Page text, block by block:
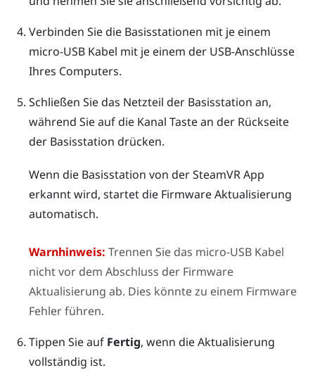
Verbinden Sie die Basisstationen mit je einem
micro-USB Kabel mit je einem der USB-Anschlüsse
Ihres Computers.
Schließen Sie das Netzteil der Basisstation an,
während Sie auf die Kanal Taste an der Rückseite
der Basisstation drücken.
Wenn die Basisstation von derSteamVRApp
erkannt wird, startet die Firmware Aktualisierung
automatisch.
Warnhinweis: Trennen Sie das micro-USB Kabel
nicht vor dem Abschluss der Firmware
Aktualisierung ab. Dies könnte zu einem Firmware
Fehler führen.
Tippen Sie auf Fertig, wenn die Aktualisierung
vollständig ist.